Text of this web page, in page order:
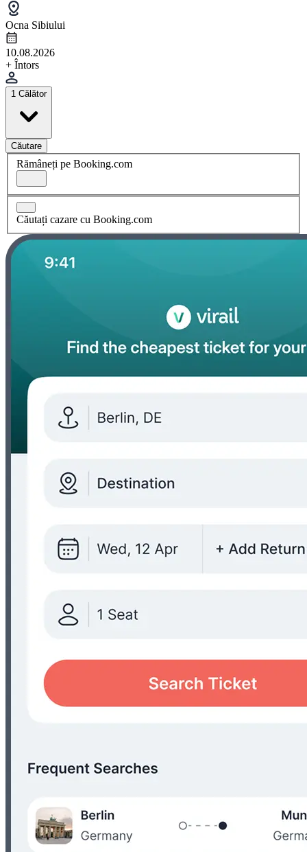
Ocna Sibiului
10.08.2026
+ Întors
1 Călător
Căutare
Rămâneți pe Booking.com
Căutați cazare cu Booking.com